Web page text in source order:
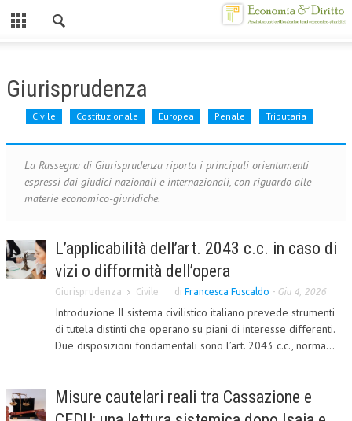
CHI SIAMO
CONTATTI
CENTRO STUDI
ORGANIZZAZIONE
OBIETTIVI
DIREZIONE SCIENTIFICA
ALTA FORMAZIONE
ARCHIVIO CORSI 2015
Giurisprudenza
Civile Costituzionale Europea Penale Tributaria
La Rassegna di Giurisprudenza riporta i principali orientamenti
espressi dai giudici nazionali e internazionali, con riguardo alle
materie economico-giuridiche.
L’applicabilità dell’art. 2043 c.c. in caso di
vizi o difformità dell’opera
Giurisprudenza Civile di Francesca Fuscaldo - Giu 4, 2026
Introduzione Il sistema civilistico italiano prevede strumenti
di tutela distinti che operano su piani di interesse differenti.
Due disposizioni fondamentali sono l’art. 2043 c.c., norma...
Misure cautelari reali tra Cassazione e